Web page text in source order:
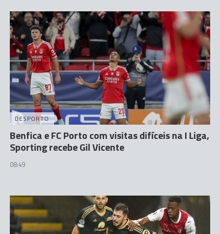
DESPORTO
Benfica e FC Porto com visitas difíceis na I Liga,
Sporting recebe Gil Vicente
08:49